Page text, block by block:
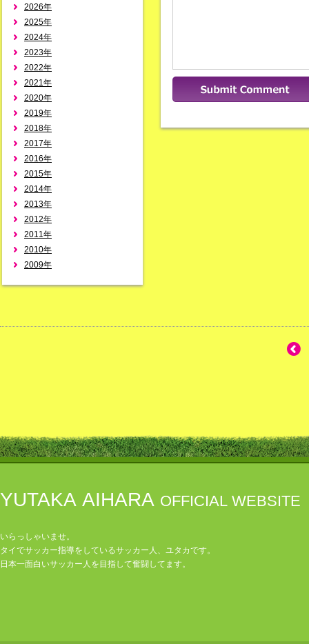
2026年
2025年
2024年
2023年
2022年
2021年
2020年
2019年
2018年
2017年
2016年
2015年
2014年
2013年
2012年
2011年
2010年
2009年
YUTAKA AIHARA OFFICIAL WEBSITE
いらっしゃいませ。
タイでサッカー指導をしているサッカー人、ユタカです。
日本一面白いサッカー人を目指して奮闘してます。